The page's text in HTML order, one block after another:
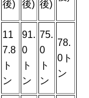
後)
後) 後)
11
7.8
ト
ン
91.
0
ト
ン
75.
0
ト
ン
78.
0ト
ン